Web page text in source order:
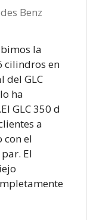
Benz
la
cilindros en
del GLC
ha
GLC 350 d
a
con el
El